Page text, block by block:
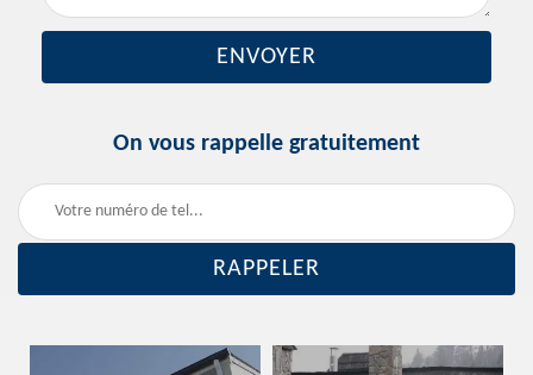
On vous rappelle gratuitement